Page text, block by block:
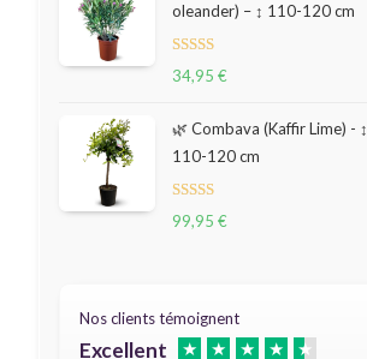
oleander) – ↕ 110-120 cm
Note
34,95 €
🌿 Combava (Kaffir Lime) - ↕
110-120 cm
Note
99,95 €
Nos clients témoignent
Excellent ★ ★ ★ ★ ★